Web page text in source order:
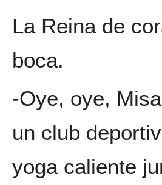
La Reina de
boca.
-Oye, oye,
un club
yoga caliente